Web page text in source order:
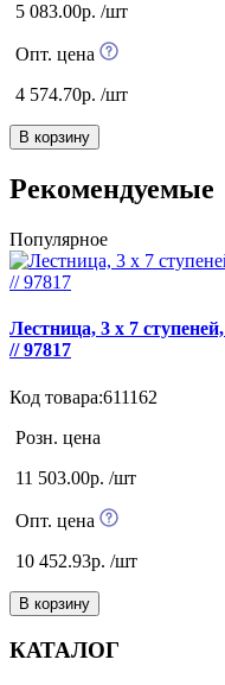
5 083.00р. /шт
Опт. цена
4 574.70р. /шт
В корзину
Рекомендуемые
Популярное
Лестница, 3 х 7
// 97817
Код товара:611162
Розн. цена
11 503.00р. /шт
Опт. цена
10 452.93р. /шт
В корзину
КАТАЛОГ